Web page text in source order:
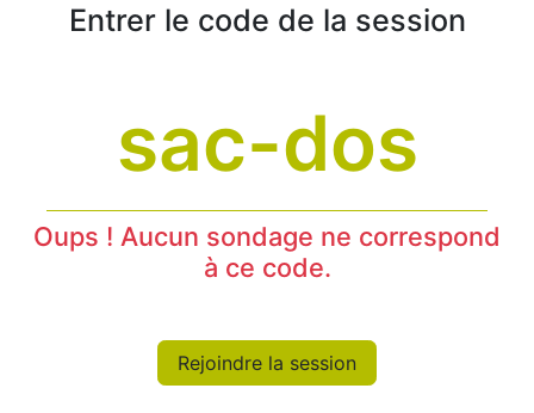
Entrer le code de la session
Oups ! Aucun sondage ne correspond
à ce code.
Rejoindre la session